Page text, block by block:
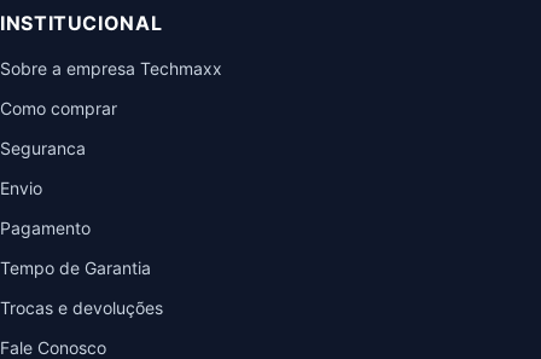
INSTITUCIONAL
Sobre a empresa Techmaxx
Como comprar
Seguranca
Envio
Pagamento
Tempo de Garantia
Trocas e devoluções
Fale Conosco